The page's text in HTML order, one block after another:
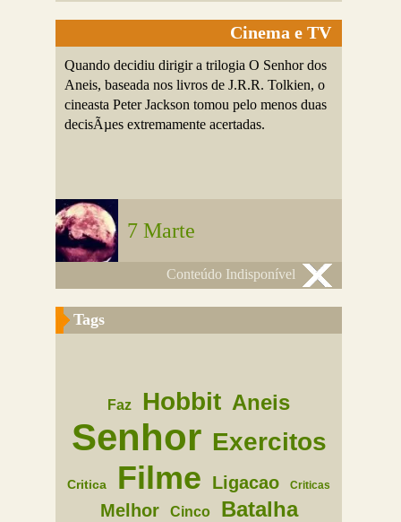
Cinema e TV
Quando decidiu dirigir a trilogia O Senhor dos
Aneis, baseada nos livros de J.R.R. Tolkien, o
cineasta Peter Jackson tomou pelo menos duas
decisÃµes extremamente acertadas.
7 Marte
Conteúdo Indisponível
Tags
Faz Hobbit Aneis
Senhor Exercitos
Critica Filme Ligacao Criticas
Melhor Cinco Batalha